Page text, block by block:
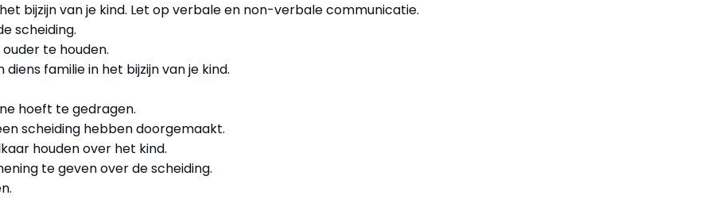
bijzijn van je kind. Let op verbale en non-verbale communicatie.
scheiding.
te houden.
familie in het bijzijn van je kind.
hoeft te gedragen.
scheiding hebben doorgemaakt.
houden over het kind.
te geven over de scheiding.